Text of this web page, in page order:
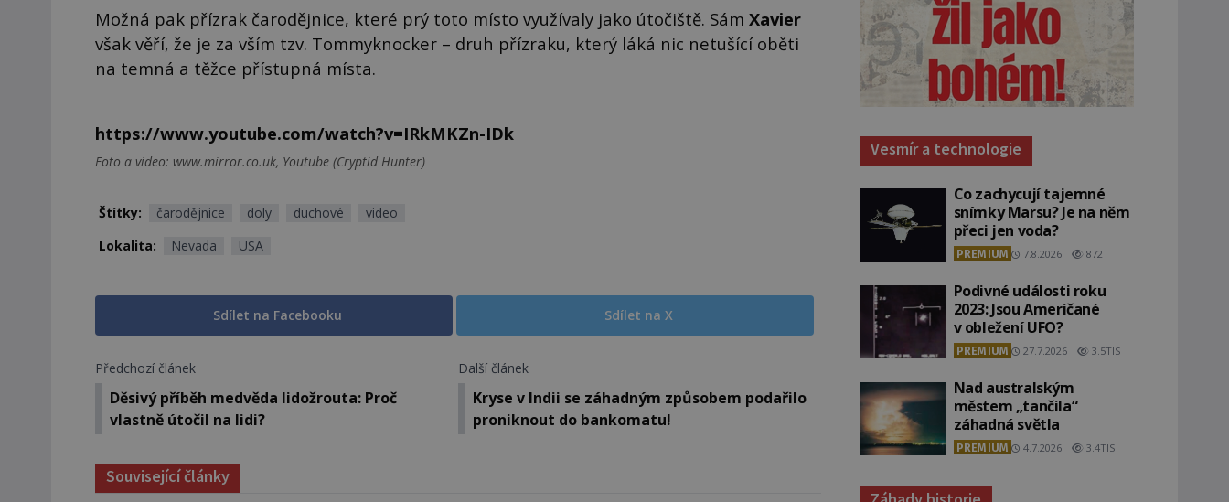
Možná pak přízrak čarodějnice, které prý toto místo využívaly jako útočiště. Sám Xavier
však věří, že je za vším tzv. Tommyknocker – druh přízraku, který láká nic netušící oběti
na temná a těžce přístupná místa.
https://www.youtube.com/watch?v=IRkMKZn-IDk
Foto a video: www.mirror.co.uk, Youtube (Cryptid Hunter)
Štítky: čarodějnice doly duchové
video
Lokalita:
Nevada USA
Sdílet na Facebooku Sdílet na X
Předchozí článek
Děsivý příběh medvěda lidožrouta: Proč
vlastně útočil na lidi?
Další článek
Kryse v Indii se záhadným způsobem podařilo
proniknout do bankomatu!
Související články
Vesmír a technologie
Co zachycují tajemné
snímky Marsu? Je na něm
přeci jen voda?
PREMIUM 7.8.2026 872
Podivné události roku
2023: Jsou Američané
v obležení UFO?
PREMIUM 27.7.2026 3.5TIS
Nad australským
městem „tančila“
záhadná světla
PREMIUM 4.7.2026 3.4TIS